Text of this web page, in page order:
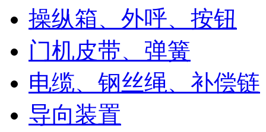
操纵箱、外呼、按钮
门机皮带、弹簧
电缆、钢丝绳、补偿链
导向装置